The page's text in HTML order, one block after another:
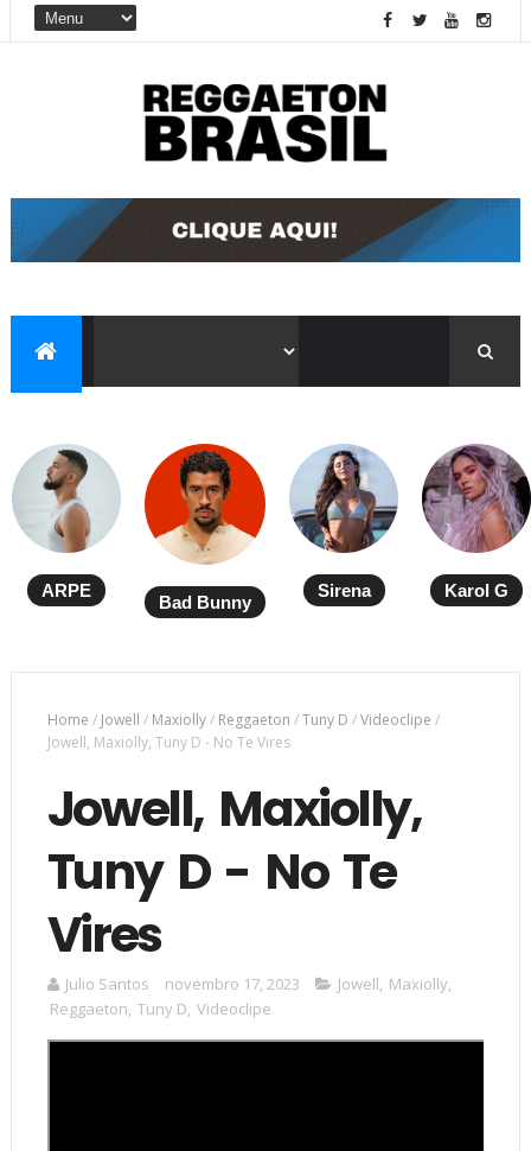
ARPE
Bad Bunny
Sirena Karol G
Home / Jowell / Maxiolly/ Reggaeton /Tuny D /Videoclipe /
Jowell, Maxiolly, Tuny D - No Te Vires
Jowell, Maxiolly,
Tuny D - No Te
Vires
Julio Santos novembro 17, 2023 Jowell, Maxiolly,
Reggaeton, Tuny D, Videoclipe